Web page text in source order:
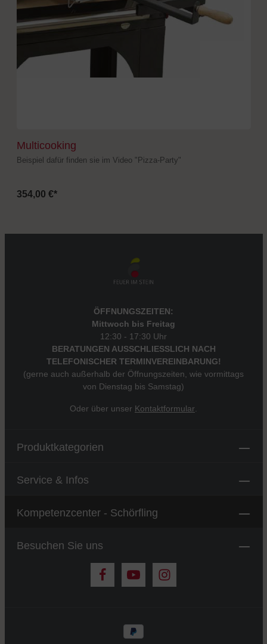
Multicooking
Beispiel dafür finden sie im Video "Pizza-Party"
354,00 €*
Besuchen Sie uns
Kompetenzcenter - Schörfling
ÖFFNUNGSZEITEN:
Mittwoch bis Freitag
12:30 - 17:30 Uhr
BERATUNGEN AUSSCHLIESSLICH NACH
TELEFONISCHER TERMINVEREINBARUNG!
(gerne auch außerhalb der Öffnungszeiten, wie vormittags
von Dienstag bis Samstag)
Oder über unser Kontaktformular
Produktkategorien
Service & Infos